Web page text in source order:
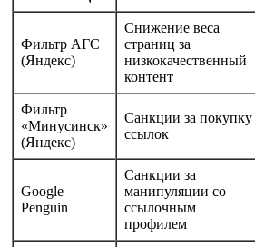
Фильтр АГС
(Яндекс)
Снижение веса
страниц за
низкокачественный
контент
Фильтр
«Минусинск»
(Яндекс)
Санкции за покупку
ссылок
Google
Penguin
Санкции за
манипуляции со
ссылочным
профилем